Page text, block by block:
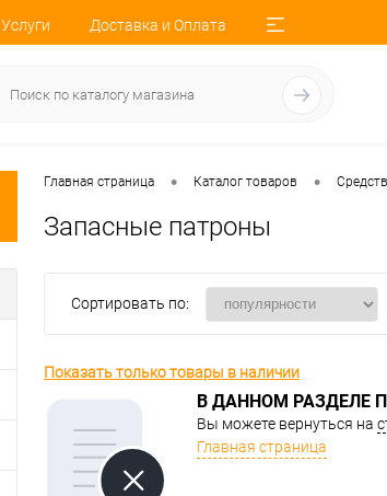
Услуги Доставка и Оплата
Главная страница • Каталог товаров •
Запасные патроны
Сортировать по:
Показать только товары в наличии
В ДАННОМ РАЗДЕЛЕ
Вы можете вернуться на
Главная страница